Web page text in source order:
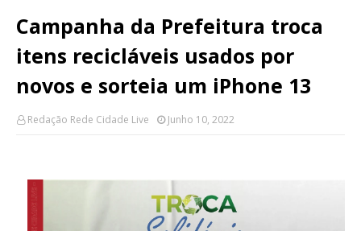
Campanha da Prefeitura troca
itens recicláveis usados por
novos e sorteia um iPhone 13
Redação Rede Cidade Live Junho 10, 2022